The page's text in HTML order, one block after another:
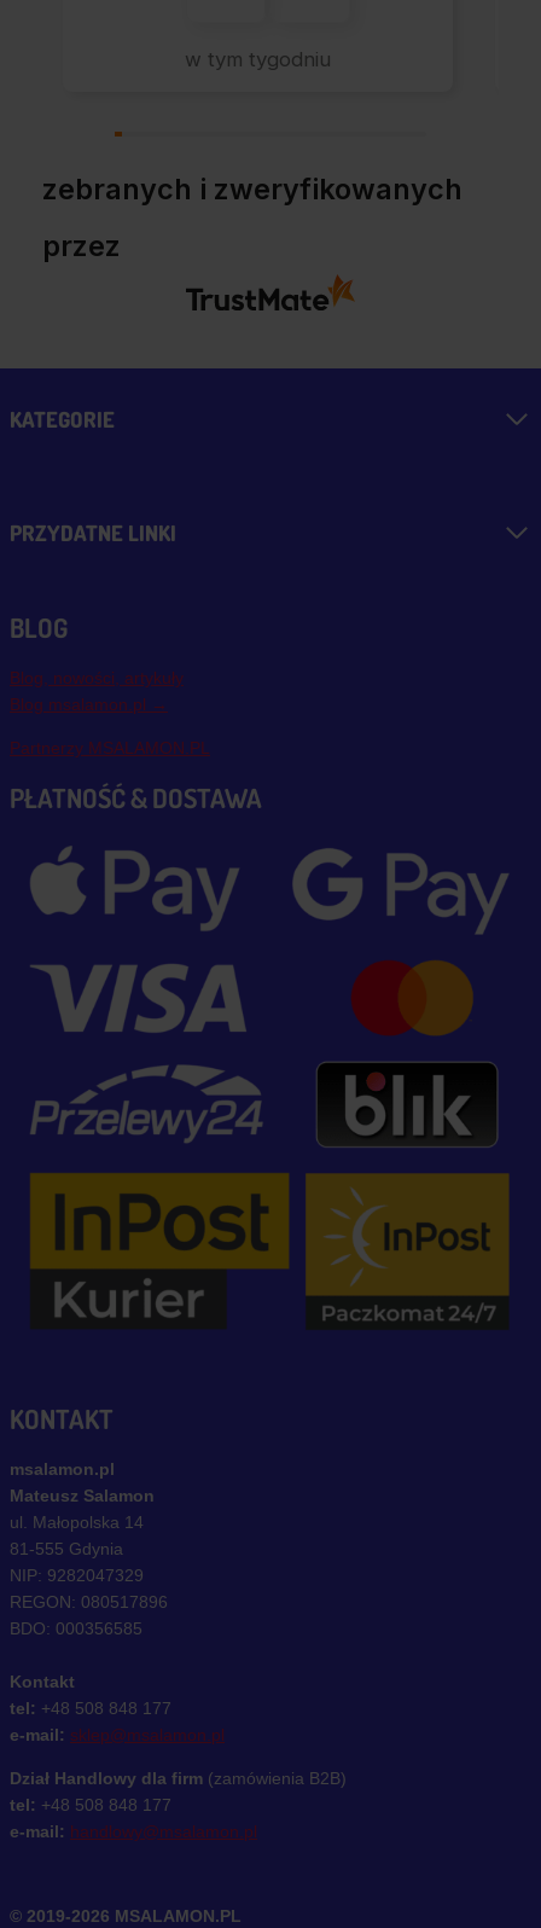
wszystko perfekt.
w tym tygodniu
zebranych i zweryfikowanych
przez
KATEGORIE
PRZYDATNE LINKI
BLOG
Blog, nowości, artykuły
Blog msalamon.pl →
Partnerzy MSALAMON.PL
PŁATNOŚĆ & DOSTAWA
KONTAKT
msalamon.pl
Mateusz Salamon
ul. Małopolska 14
81-555 Gdynia
NIP: 9282047329
REGON: 080517896
BDO: 000356585
Kontakt
tel: +48 508 848 177
e-mail: sklep@msalamon.pl
Dział Handlowy dla firm (zamówienia B2B)
tel: +48 508 848 177
e-mail: handlowy@msalamon.pl
© 2019-2026 MSALAMON.PL